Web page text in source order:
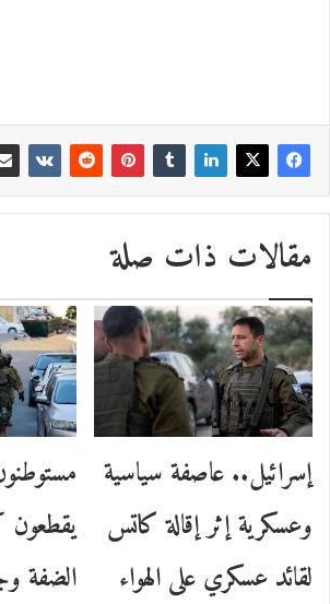
مقالات ذات صلة
إسرائيل.. عاصفة سياسية
وعسكرية إثر إقالة كاتس
لقائد عسكري على الهواء
يقطعون
الضفة